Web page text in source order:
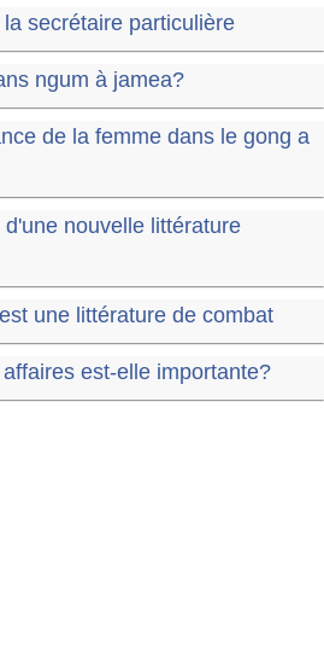
secrétaire particulière
ngum à jamea?
de la femme dans le gong a
nouvelle littérature
une littérature de combat
est-elle importante?